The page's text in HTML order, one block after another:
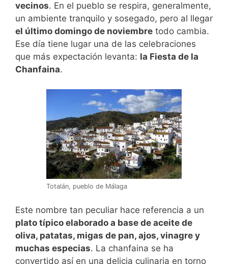
vecinos. En el pueblo se respira, generalmente,
un ambiente tranquilo y sosegado, pero al llegar
el último domingo de noviembre todo cambia.
Ese día tiene lugar una de las celebraciones
que más expectación levanta: la Fiesta de la
Chanfaina.
Totalán, pueblo de Málaga
Este nombre tan peculiar hace referencia a un
plato típico elaborado a base de aceite de
oliva, patatas, migas de pan, ajos, vinagre y
muchas especias. La chanfaina se ha
convertido así en una delicia culinaria en torno